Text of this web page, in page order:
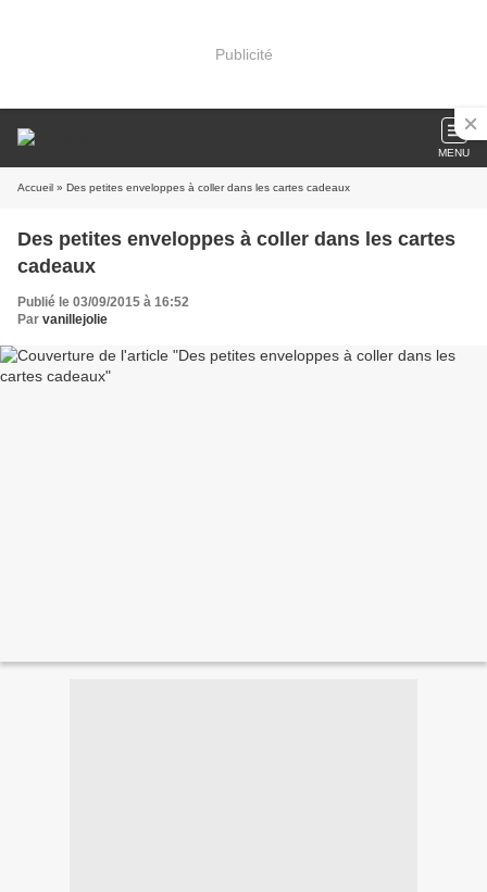
Publicité
MENU
Accueil » Des petites enveloppes à coller dans les cartes cadeaux
Des petites enveloppes à coller dans les cartes
cadeaux
Publié le 03/09/2015 à 16:52
Par vanillejolie